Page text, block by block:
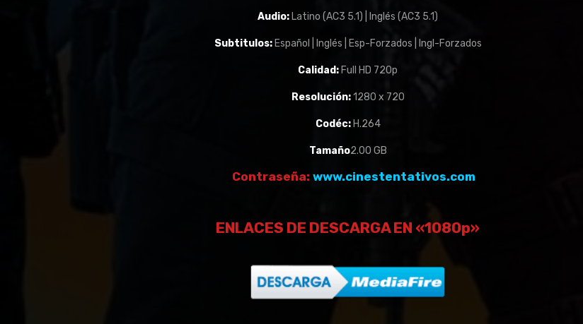
Audio: Latino (AC3 5.1) | Inglés (AC3 5.1)
Subtitulos: Español | Inglés | Esp-Forzados | Ingl-Forzados
Calidad: Full HD 720p
Resolución:1280 x 720
Codéc: H.264
Tamaño2.00 GB
Contraseña: www.cinestentativos.com
ENLACES DE DESCARGA EN «1080p»